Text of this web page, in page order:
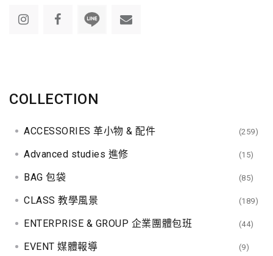
COLLECTION
ACCESSORIES 革小物 & 配件 (259)
Advanced studies 進修 (15)
BAG 包袋 (85)
CLASS 教學風景 (189)
ENTERPRISE & GROUP 企業團體包班 (44)
EVENT 媒體報導 (9)